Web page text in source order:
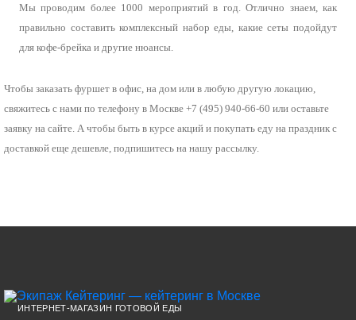
Мы проводим более 1000 мероприятий в год. Отлично знаем, как
правильно составить комплексный набор еды, какие сеты подойдут
для кофе-брейка и другие нюансы.
Чтобы заказать фуршет в офис, на дом или в любую другую локацию,
свяжитесь с нами по телефону в Москве +7 (495) 940-66-60 или оставьте
заявку на сайте. А чтобы быть в курсе акций и покупать еду на праздник с
доставкой еще дешевле, подпишитесь на нашу рассылку.
ИНТЕРНЕТ-МАГАЗИН ГОТОВОЙ ЕДЫ